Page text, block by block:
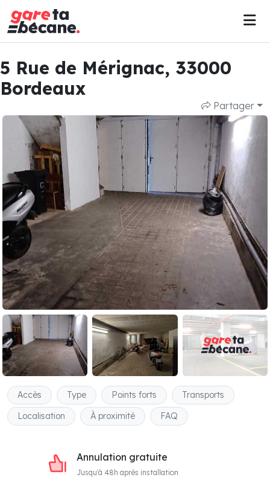
5 Rue de Mérignac, 33000
Bordeaux
Partager
Accès Type Points forts
Transports
Localisation
À proximité FAQ
Annulation gratuite
Jusqu'à 48h après installation